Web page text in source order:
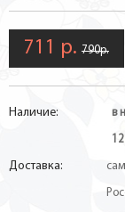
711 р. 790р.
Наличие: в
12
Доставка: